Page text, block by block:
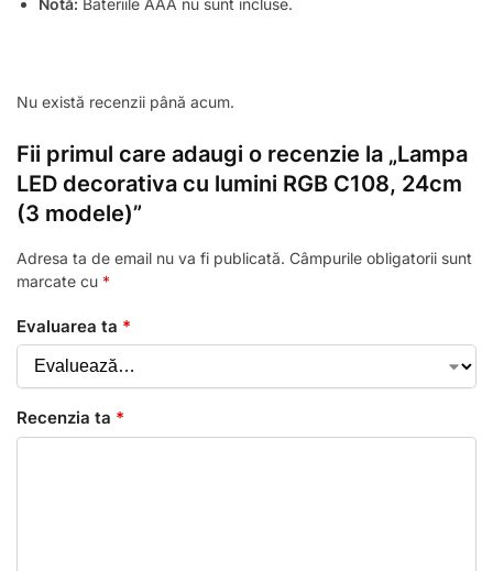
Notă: Bateriile AAA nu sunt incluse.
Nu există recenzii până acum.
Fii primul care adaugi o recenzie la „Lampa
LED decorativa cu lumini RGB C108, 24cm
(3 modele)”
Adresa ta de email nu va fi publicată. Câmpurile obligatorii sunt
marcate cu *
Evaluarea ta *
Recenzia ta *